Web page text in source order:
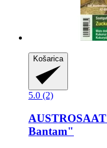
Košarica
5.0 (2)
AUSTROSAAT
Bantam"